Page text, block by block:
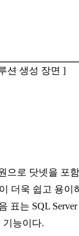
션 생성 장면 ]
으로 닷넷을 포
더욱 쉽고 용이
표는 SQL
기능이다.